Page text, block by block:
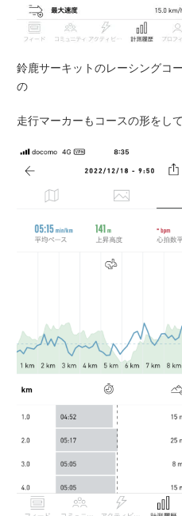
鈴鹿サーキットのレーシングコ
の
走行マーカーもコースの形をし